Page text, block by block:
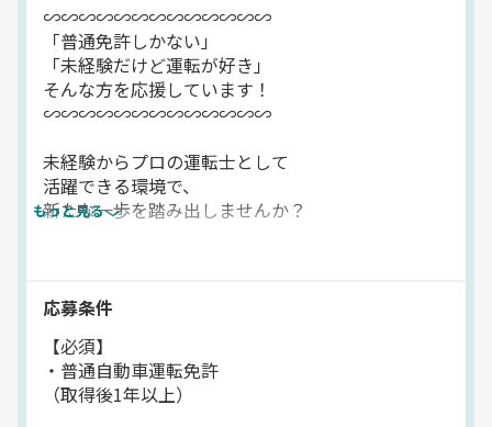
丁寧な指導のもと、安全運転・接客・点検方法まで、一
つずつ身につけられます。「でも、家賃が心配…」そん
な方には《社宅制度》も用意。自己負担2万円のみで利
用できるから、初期費用や生活コストを抑えつつしっか
り収入を得ながら暮らしていけます！そして何より、こ
の仕事ならではの魅力は「バス運転士らしい運転の醍醐
味」が味わえること。長距離・高速道路中心の運行だか
手当など…豊富な手当もポイント！「基本給＋α」で、
もあり、「ありがとう」の言葉がやりがいに繋がる日々
も魅力。「そろそろちゃんと働きたい」
∽∽∽∽∽∽∽∽∽∽∽∽∽
「普通免許しかない」
「未経験だけど運転が好き」
そんな方を応援しています！
∽∽∽∽∽∽∽∽∽∽∽∽∽
未経験からプロの運転士として
活躍できる環境で、
新たな一歩を踏み出しませんか？
運転に集中できる
体力的にも安心の環境
【具体的な業務内容】
もっと見る
応募条件
【必須】
・普通自動車運転免許
（取得後1年以上）